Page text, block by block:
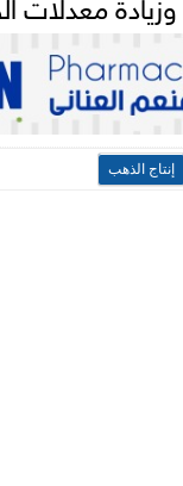
إنتاج الذهب